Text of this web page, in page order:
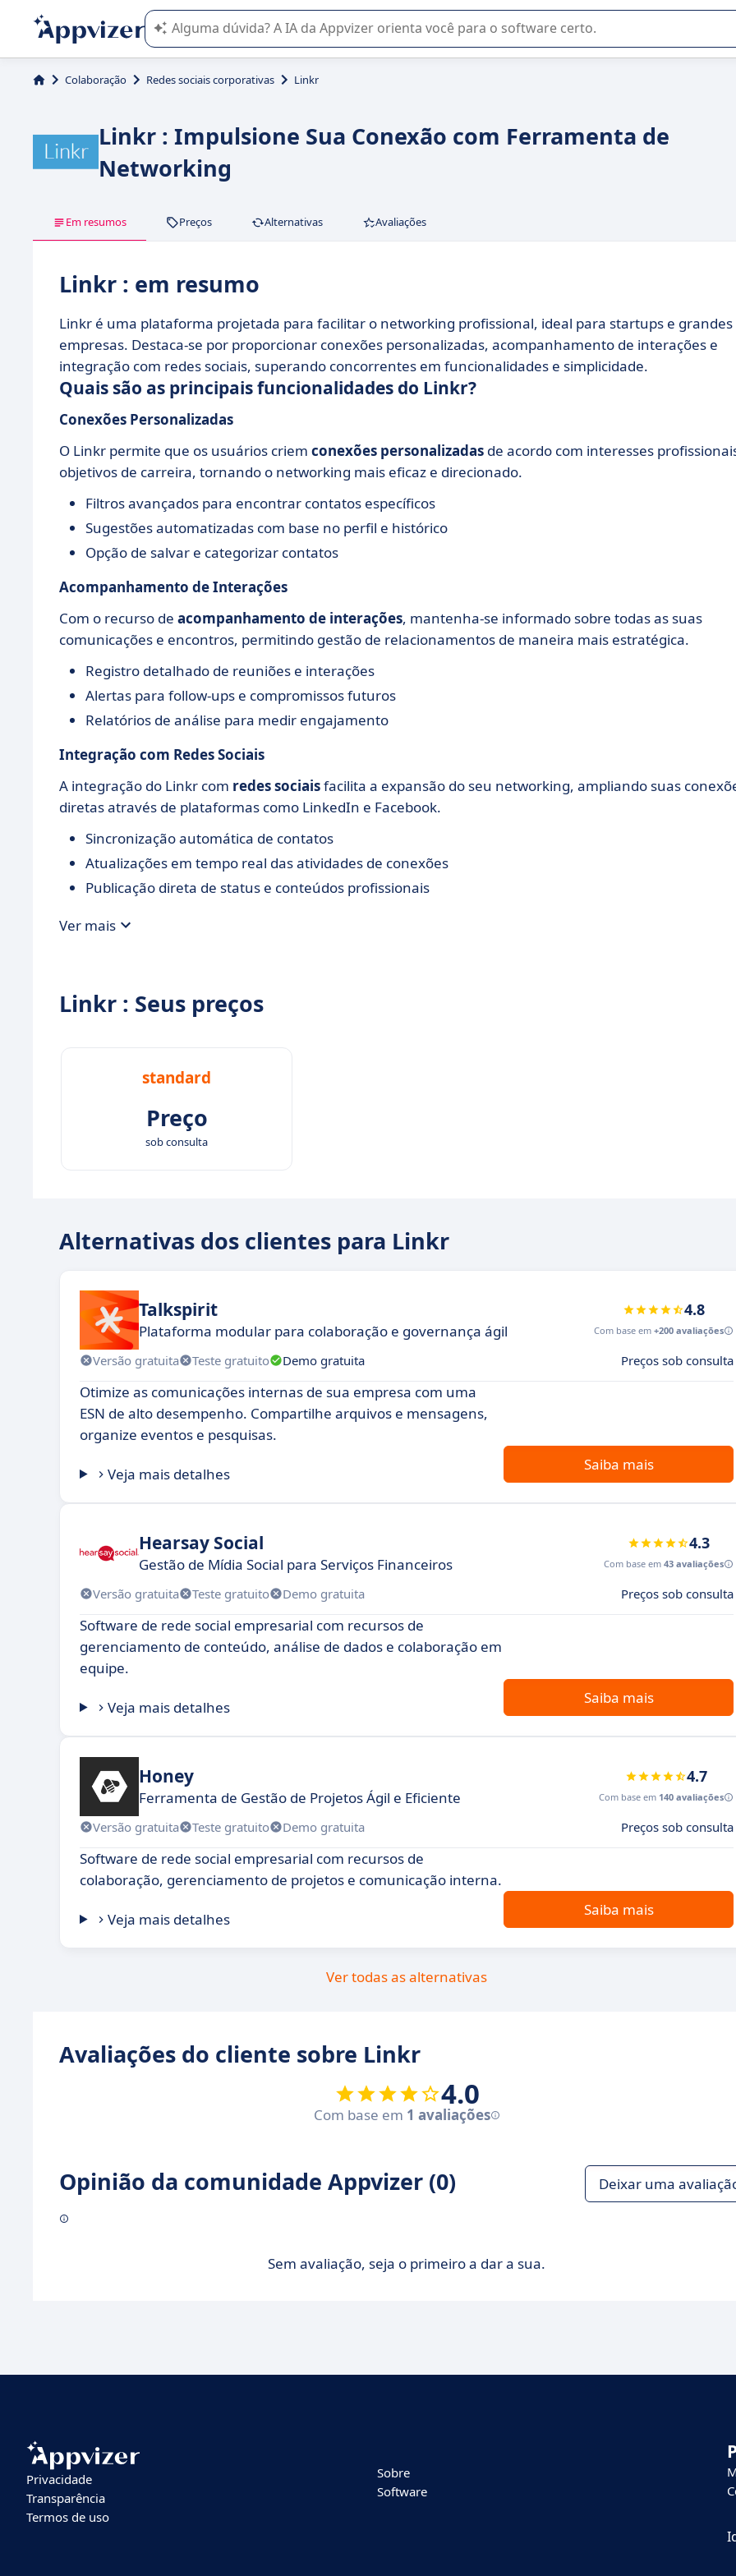
A IA do Appvizer o orienta no uso ou na seleção de software SaaS para sua empresa.
Colaboração Redes sociais corporativas Linkr
Linkr : Impulsione Sua Conexão com Ferramenta de
Networking
Em resumos Preços Alternativas Avaliações
Linkr : em resumo
Linkr é uma plataforma projetada para facilitar o networking profissional, ideal para startups e grandes
empresas. Destaca-se por proporcionar conexões personalizadas, acompanhamento de interações e
integração com redes sociais, superando concorrentes em funcionalidades e simplicidade.
Quais são as principais funcionalidades do Linkr?
Conexões Personalizadas
O Linkr permite que os usuários criem conexões personalizadas de acordo com interesses
objetivos de carreira, tornando o networking mais eficaz e direcionado.
Filtros avançados para encontrar contatos específicos
Sugestões automatizadas com base no perfil e histórico
Opção de salvar e categorizar contatos
Acompanhamento de Interações
Com o recurso de acompanhamento de interações, mantenha-se informado sobre todas as suas
comunicações e encontros, permitindo gestão de relacionamentos de maneira mais estratégica.
Registro detalhado de reuniões e interações
Alertas para follow-ups e compromissos futuros
Relatórios de análise para medir engajamento
Integração com Redes Sociais
A integração do Linkr com redes sociaisfacilita a expansão do seu networking, ampliando suas
diretas através de plataformas como LinkedIn e Facebook.
Sincronização automática de contatos
Atualizações em tempo real das atividades de conexões
Publicação direta de status e conteúdos profissionais
Ver mais
Linkr : Seus preços
standard
Preço
sob consulta
Alternativas dos clientes para Linkr
Talkspirit
Plataforma modular para colaboração e governança ágil
4.8
Com base em +200 avaliações
Versão gratuita Teste gratuito Demo gratuita Preços sob consulta
Otimize as comunicações internas de sua empresa com uma
ESN de alto desempenho. Compartilhe arquivos e mensagens,
organize eventos e pesquisas.
Veja mais detalhes
Saiba mais
Hearsay Social
Gestão de Mídia Social para Serviços Financeiros
4.3
Com base em 43 avaliações
Versão gratuita Teste gratuito Demo gratuita Preços sob consulta
Software de rede social empresarial com recursos de
gerenciamento de conteúdo, análise de dados e colaboração em
equipe.
Veja mais detalhes
Saiba mais
Honey
Ferramenta de Gestão de Projetos Ágil e Eficiente
4.7
Com base em 140 avaliações
Versão gratuita Teste gratuito Demo gratuita Preços sob consulta
Software de rede social empresarial com recursos de
colaboração, gerenciamento de projetos e comunicação interna.
Veja mais detalhes
Saiba mais
Ver todas as alternativas
Avaliações do cliente sobre Linkr
4.0
Com base em 1 avaliações
Opinião da comunidade Appvizer (0) Deixar uma
Sem avaliação, seja o primeiro a dar a sua.
Privacidade
Transparência
Termos de uso
Sobre
Software